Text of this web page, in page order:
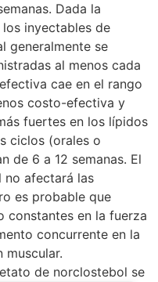
Dada la
inyectables de
generalmente se
al menos cada
cae en el rango
costo-efectiva y
fuertes en los lípidos
ciclos (orales o
de 6 a 12 semanas. El
no afectará las
es probable que
constantes en la fuerza
concurrente en la
muscular.
de norclostebol se